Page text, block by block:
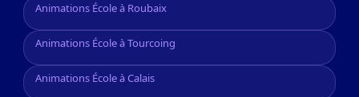
Animations École à Roubaix
Animations École à Tourcoing
Animations École à Calais